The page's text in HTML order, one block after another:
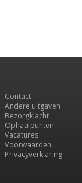
Contact
Andere uitgaven
Bezorgklacht
Ophaalpunten
Vacatures
Voorwaarden
Privacyverklaring